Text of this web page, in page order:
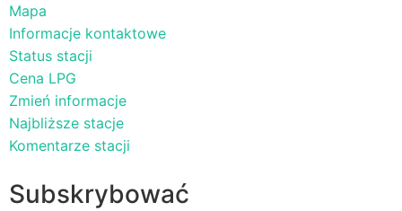
Mapa
Informacje kontaktowe
Status stacji
Cena LPG
Zmień informacje
Najbliższe stacje
Komentarze stacji
Subskrybować